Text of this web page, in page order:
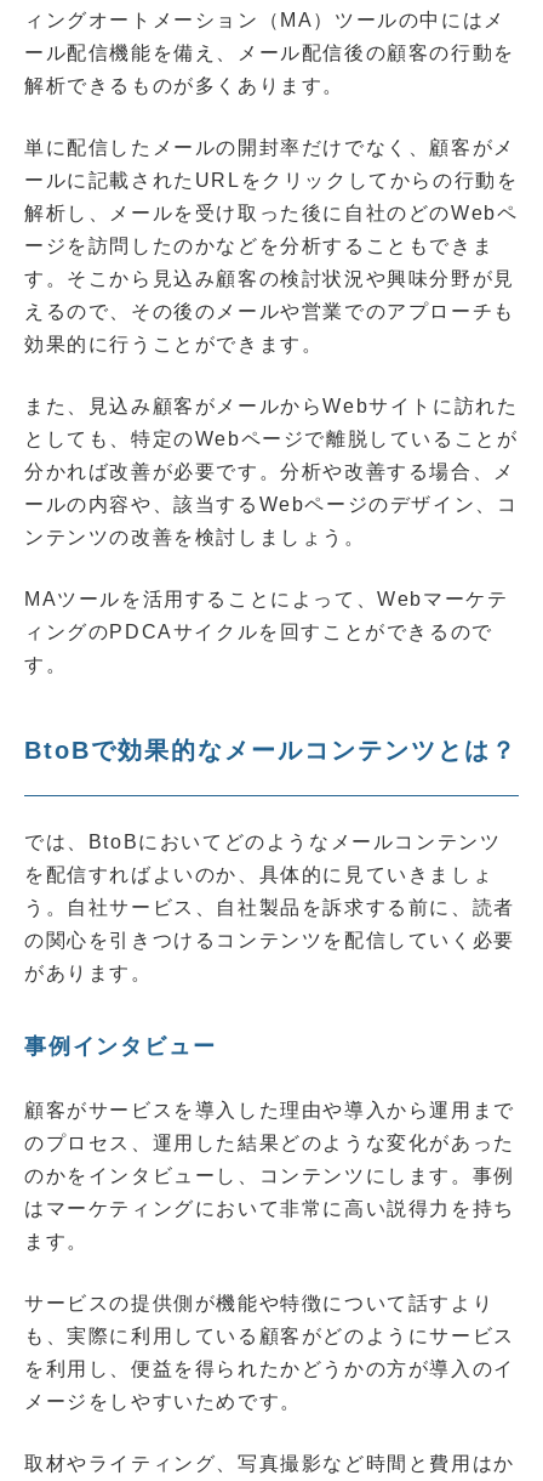
ィングオートメーション（MA）ツールの中にはメ
ール配信機能を備え、メール配信後の顧客の行動を
解析できるものが多くあります。
単に配信したメールの開封率だけでなく、顧客がメ
ールに記載されたURLをクリックしてからの行動を
解析し、メールを受け取った後に自社のどのWebペ
ージを訪問したのかなどを分析することもできま
す。そこから見込み顧客の検討状況や興味分野が見
えるので、その後のメールや営業でのアプローチも
効果的に行うことができます。
また、見込み顧客がメールからWebサイトに訪れた
としても、特定のWebページで離脱していることが
分かれば改善が必要です。分析や改善する場合、メ
ールの内容や、該当するWebページのデザイン、コ
ンテンツの改善を検討しましょう。
MAツールを活用することによって、Webマーケテ
ィングのPDCAサイクルを回すことができるので
す。
BtoBで効果的なメールコンテンツとは？
では、BtoBにおいてどのようなメールコンテンツ
を配信すればよいのか、具体的に見ていきましょ
う。自社サービス、自社製品を訴求する前に、読者
の関心を引きつけるコンテンツを配信していく必要
があります。
事例インタビュー
顧客がサービスを導入した理由や導入から運用まで
のプロセス、運用した結果どのような変化があった
のかをインタビューし、コンテンツにします。事例
はマーケティングにおいて非常に高い説得力を持ち
ます。
サービスの提供側が機能や特徴について話すより
も、実際に利用している顧客がどのようにサービス
を利用し、便益を得られたかどうかの方が導入のイ
メージをしやすいためです。
取材やライティング、写真撮影など時間と費用はか